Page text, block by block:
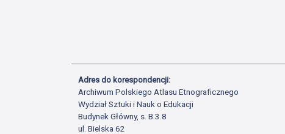
Adres do korespondencji:
Archiwum Polskiego Atlasu Etnograficznego
Wydział Sztuki i Nauk o Edukacji
Budynek Główny, s. B.3.8
ul. Bielska 62